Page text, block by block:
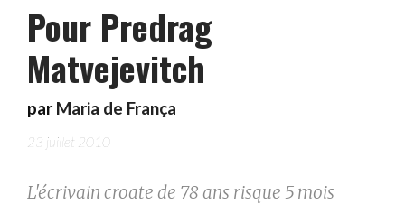
Pour Predrag
Matvejevitch
par Maria de França
23 juillet 2010
L'écrivain croate de 78 ans risque 5 mois